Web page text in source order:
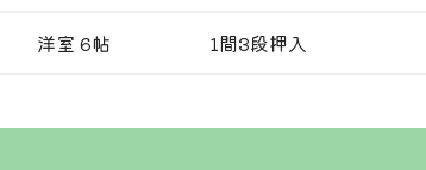
洋室 6帖 1間3段押入
103号室
105号室